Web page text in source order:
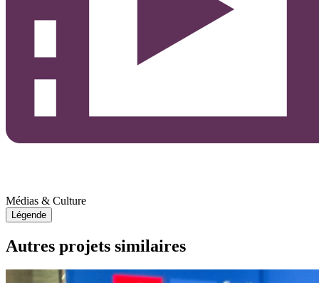
Médias & Culture
Légende
Autres projets similaires